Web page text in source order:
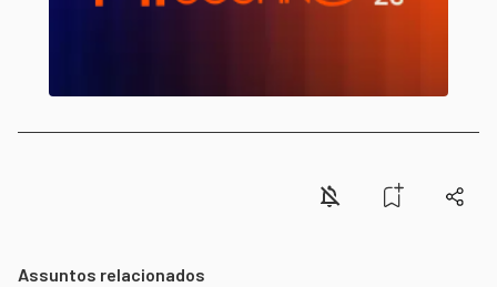
Assuntos relacionados